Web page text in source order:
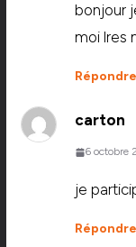
bonjour
moi lres
Répondre
carton
6 octobre
je
Répondre